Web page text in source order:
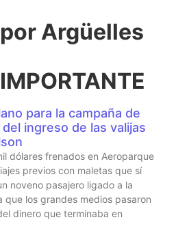
Argüelles​
para la campaña de
del ingreso de las valijas
dólares frenados en Aeroparque
previos con maletas que sí
noveno pasajero ligado a la
que los grandes medios pasaron
dinero que terminaba en